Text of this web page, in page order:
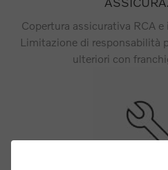
Copertura assicurativa RCA
Limitazione di responsabilità
ulteriori con